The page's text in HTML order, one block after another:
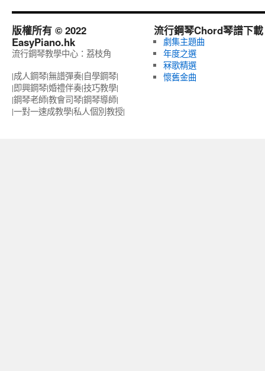
版權所有 © 2022
EasyPiano.hk
流行鋼琴教學中心：荔枝角
|成人鋼琴|無譜彈奏|自學鋼琴|
|即興鋼琴|婚禮伴奏|技巧教學|
|鋼琴老師|教會司琴|鋼琴導師|
|一對一速成教學|私人個別教授‎|
流行鋼琴Chord琴譜下載
劇集主題曲
年度之選
冧歌精選
懷舊金曲